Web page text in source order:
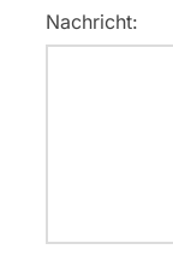
Nachricht: